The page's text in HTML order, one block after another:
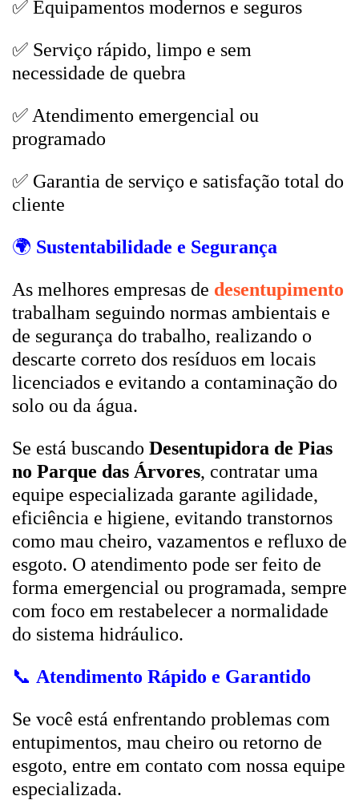
✅ Equipamentos modernos e seguros
✅ Serviço rápido, limpo e sem
necessidade de quebra
✅ Atendimento emergencial ou
programado
✅ Garantia de serviço e satisfação total do
cliente
🌍 Sustentabilidade e Segurança
As melhores empresas de desentupimento
trabalham seguindo normas ambientais e
de segurança do trabalho, realizando o
descarte correto dos resíduos em locais
licenciados e evitando a contaminação do
solo ou da água.
Se está buscando Desentupidora de Pias
no Parque das Árvores, contratar uma
equipe especializada garante agilidade,
eficiência e higiene, evitando transtornos
como mau cheiro, vazamentos e refluxo de
esgoto. O atendimento pode ser feito de
forma emergencial ou programada, sempre
com foco em restabelecer a normalidade
do sistema hidráulico.
📞 Atendimento Rápido e Garantido
Se você está enfrentando problemas com
entupimentos, mau cheiro ou retorno de
esgoto, entre em contato com nossa equipe
especializada.